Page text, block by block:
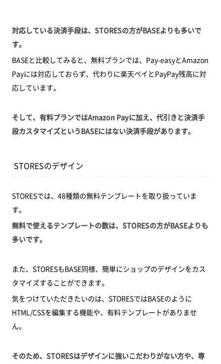
対応している決済手段は、STORESの方がBASEよりも多いで
す。
BASEと比較してみると、無料プランでは、Pay-easyとAmazon
Payには対応しておらず、代わりに楽天ペイとPayPay残高に対
応しています。
そして、有料プランではAmazon Payに加え、代引きと決済手
段カスタマイズというBASEにはない決済手段があります。
STORESのデザイン
STORESでは、48種類の無料テンプレートを取り扱っていま
す。
無料で使えるテンプレートの数は、STORESの方がBASEよりも
多いです。
また、STORESもBASE同様、簡単にショップのデザインをカス
タマイズすることができます。
気をつけていただきたいのは、STORESではBASEのように
HTML/CSSを編集する機能や、有料テンプレートがありませ
ん。
そのため、STORESはデザインに強いこだわりがない方や、専